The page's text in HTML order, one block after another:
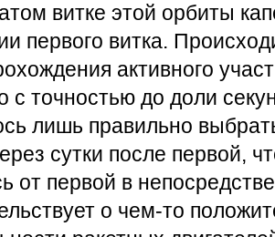
витке этой орбиты
первого витка.
активного
с точностью до доли
лишь правильно
сутки после первой,
от первой в
о чем-то